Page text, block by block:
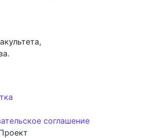
соглашение